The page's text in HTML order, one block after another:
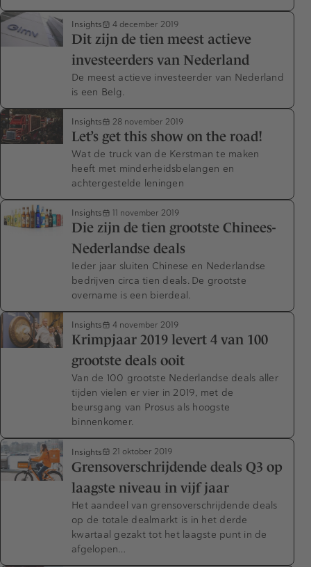
Insights 4 december 2019
Dit zijn de tien meest actieve
investeerders van Nederland
De meest actieve investeerder van Nederland
is een Belg.
Insights 28 november 2019
Let’s get this show on the road!
Wat de truck van de Kerstman te maken
heeft met minderheidsbelangen en
achtergestelde leningen
Insights 11 november 2019
Die zijn de tien grootste Chinees-
Nederlandse deals
Ieder jaar sluiten Chinese en Nederlandse
bedrijven circa tien deals. De grootste
overname is een bierdeal.
Insights 4 november 2019
Krimpjaar 2019 levert 4 van 100
grootste deals ooit
Van de 100 grootste Nederlandse deals aller
tijden vielen er vier in 2019, met de
beursgang van Prosus als hoogste
binnenkomer.
Insights 21 oktober 2019
Grensoverschrijdende deals Q3 op
laagste niveau in vijf jaar
Het aandeel van grensoverschrijdende deals
op de totale dealmarkt is in het derde
kwartaal gezakt tot het laagste punt in de
afgelopen…